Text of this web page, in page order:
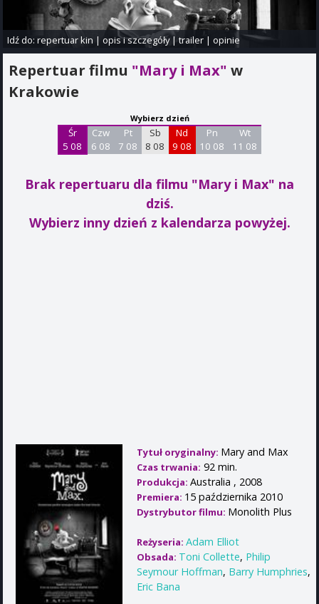
Idź do:repertuar kin |opis i szczegóły|trailer |opinie
Repertuar filmu "Mary i Max" w
Krakowie
Wybierz dzień
Śr
5 08
Czw
6 08
Pt
7 08
Sb
8 08
Nd
9 08
Pn
10 08
Wt
11 08
Brak repertuaru dla filmu "Mary i Max" na
dziś.
Wybierz inny dzień z kalendarza powyżej.
Tytuł oryginalny: Mary and Max
Czas trwania: 92 min.
Produkcja: Australia , 2008
Premiera: 15 października 2010
Dystrybutor filmu: Monolith Plus
Reżyseria: Adam Elliot
Obsada: Toni Collette, Philip
Seymour Hoffman, Barry Humphries,
Eric Bana